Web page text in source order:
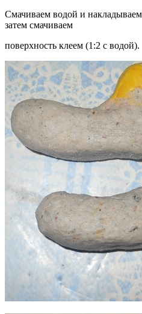
Смачиваем водой и
затем смачиваем
поверхность клеем (1:2 с водой).